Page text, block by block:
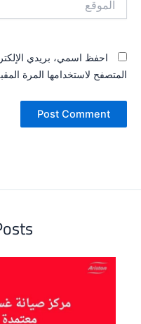
احفظ اسمي، بريدي
المتصفح لاستخدامها المرة